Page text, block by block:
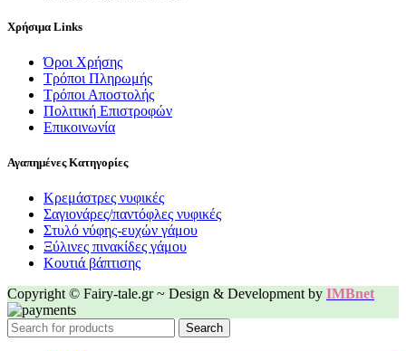
Χρήσιμα Links
Όροι Χρήσης
Τρόποι Πληρωμής
Τρόποι Αποστολής
Πολιτική Επιστροφών
Επικοινωνία
Αγαπημένες Κατηγορίες
Κρεμάστρες νυφικές
Σαγιονάρες/παντόφλες νυφικές
Στυλό νύφης-ευχών γάμου
Ξύλινες πινακίδες γάμου
Κουτιά βάπτισης
Copyright © Fairy-tale.gr ~ Design & Development by IMBnet
Search